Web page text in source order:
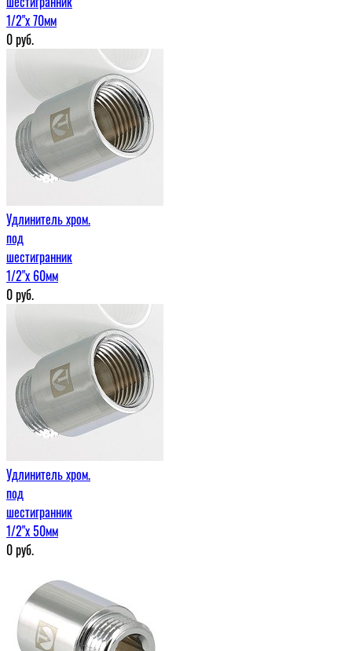
1/2"х 70мм
0руб.
Удлинитель хром.
под
шестигранник
1/2"х 60мм
0руб.
Удлинитель хром.
под
шестигранник
1/2"х 50мм
0руб.